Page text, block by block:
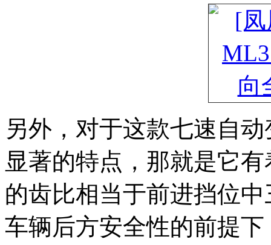
另外，对于这款七速自
显著的特点，那就是它
的齿比相当于前进挡位
车辆后方安全性的前提